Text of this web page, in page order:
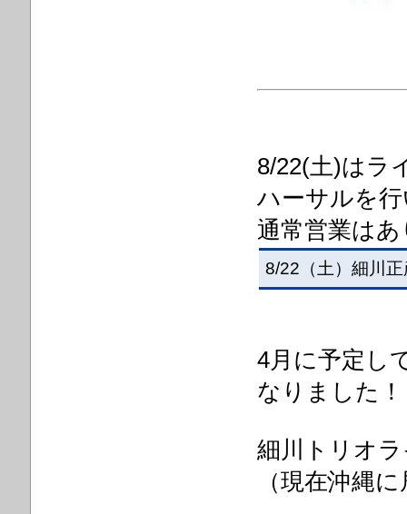
8/22(土)はラ
ハーサルを
通常営業は
8/22（土）細川
4月に予定し
なりました！
細川トリオ
（現在沖縄